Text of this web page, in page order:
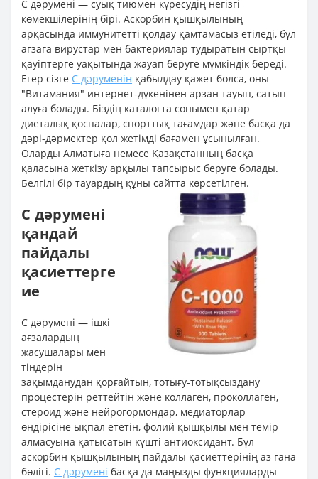
С дәрумені — суық тиюмен күресудің негізгі
көмекшілерінің бірі. Аскорбин қышқылының
арқасында иммунитетті қолдау қамтамасыз етіледі, бұл
ағзаға вирустар мен бактериялар тудыратын сыртқы
қауіптерге уақытында жауап беруге мүмкіндік береді.
Егер сізге С дәруменін қабылдау қажет болса, оны
"Витамания" интернет-дүкенінен арзан тауып, сатып
алуға болады. Біздің каталогта сонымен қатар
диеталық қоспалар, спорттық тағамдар және басқа да
дәрі-дәрмектер қол жетімді бағамен ұсынылған.
Оларды Алматыға немесе Қазақстанның басқа
қаласына жеткізу арқылы тапсырыс беруге болады.
Белгілі бір тауардың құны сайтта көрсетілген.
С дәрумені
қандай
пайдалы
қасиеттерге
ие
С дәрумені — ішкі
ағзалардың
жасушалары мен
тіндерін
зақымданудан қорғайтын, тотығу-тотықсыздану
процестерін реттейтін және коллаген, проколлаген,
стероид және нейрогормондар, медиаторлар
өндірісіне ықпал ететін, фолий қышқылы мен темір
алмасуына қатысатын күшті антиоксидант. Бұл
аскорбин қышқылының пайдалы қасиеттерінің аз ғана
бөлігі. С дәрумені басқа да маңызды функцияларды